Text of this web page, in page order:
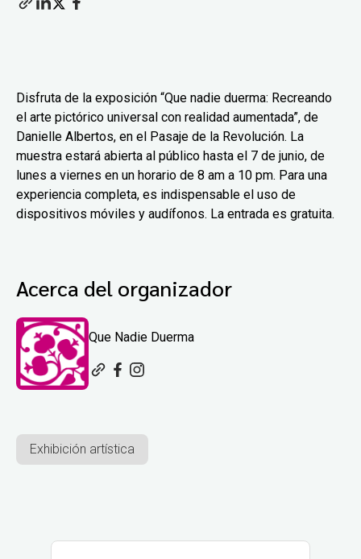
Disfruta de la exposición “Que nadie duerma: Recreando
el arte pictórico universal con realidad aumentada”, de
Danielle Albertos, en el Pasaje de la Revolución. La
muestra estará abierta al público hasta el 7 de junio, de
lunes a viernes en un horario de 8 am a 10 pm. Para una
experiencia completa, es indispensable el uso de
dispositivos móviles y audífonos. La entrada es gratuita.
Acerca del organizador
Que Nadie Duerma
Exhibición artística